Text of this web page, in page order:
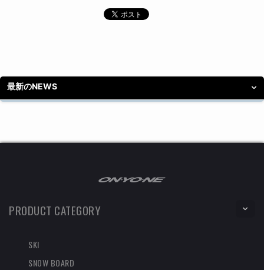
最新のNEWS
PRODUCT CATEGORY
SKI
SNOW BOARD